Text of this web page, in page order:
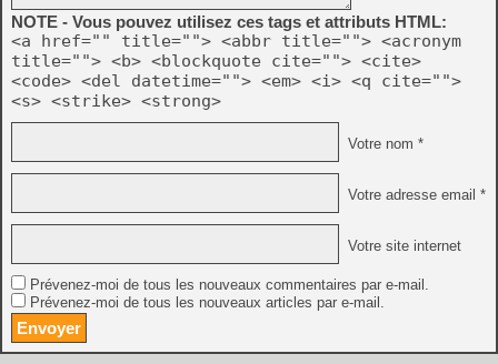
NOTE - Vous pouvez utilisez ces tags et attributs HTML:
<a href="" title=""> <abbr title=""> <acronym
title=""> <b> <blockquote cite=""> <cite>
<code> <del datetime=""> <em> <i> <q cite="">
<s> <strike> <strong>
Votre nom *
Votre adresse email *
Votre site internet
Prévenez-moi de tous les nouveaux commentaires par e-mail.
Prévenez-moi de tous les nouveaux articles par e-mail.